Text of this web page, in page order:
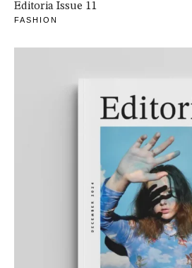
Editoria Issue 11
FASHION